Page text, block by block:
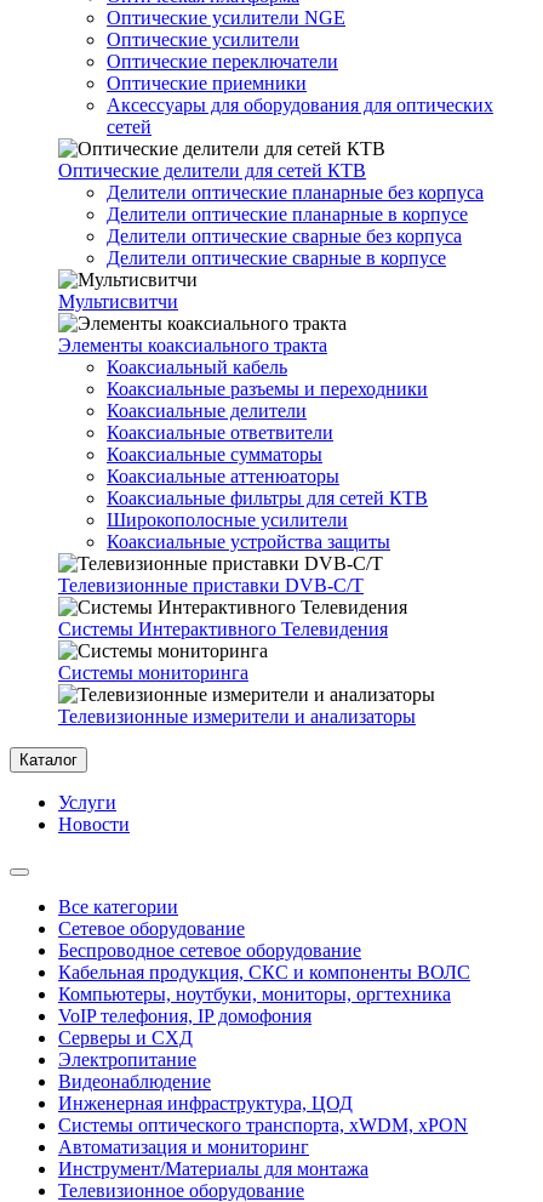
Оптические усилители NGE
Оптические усилители
Оптические переключатели
Оптические приемники
Аксессуары для оборудования для оптических
сетей
Оптические делители для сетей КТВ
Делители оптические планарные без корпуса
Делители оптические планарные в корпусе
Делители оптические сварные без корпуса
Делители оптические сварные в корпусе
Мультисвитчи
Элементы коаксиального тракта
Коаксиальный кабель
Коаксиальные разъемы и переходники
Коаксиальные делители
Коаксиальные ответвители
Коаксиальные сумматоры
Коаксиальные аттенюаторы
Коаксиальные фильтры для сетей КТВ
Широкополосные усилители
Коаксиальные устройства защиты
Телевизионные приставки DVB-C/T
Системы Интерактивного Телевидения
Системы мониторинга
Телевизионные измерители и анализаторы
Каталог
Услуги
Новости
Все категории
Сетевое оборудование
Беспроводное сетевое оборудование
Кабельная продукция, СКС и компоненты ВОЛС
Компьютеры, ноутбуки, мониторы, оргтехника
VoIP телефония, IP домофония
Серверы и СХД
Электропитание
Видеонаблюдение
Инженерная инфраструктура, ЦОД
Системы оптического транспорта, xWDM, xPON
Автоматизация и мониторинг
Инструмент/Материалы для монтажа
Телевизионное оборудование